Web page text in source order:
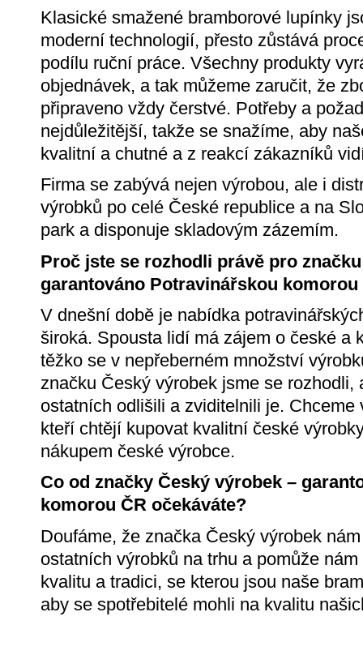
Klasické smažené bramborové lupínky
moderní technologií, přesto zůstává
podílu ruční práce. Všechny produkty
objednávek, a tak můžeme zaručit, že
připraveno vždy čerstvé. Potřeby a
nejdůležitější, takže se snažíme, aby
kvalitní a chutné a z reakcí zákazníků
Firma se zabývá nejen výrobou, ale i
výrobků po celé České republice a na
park a disponuje skladovým zázemím.
Proč jste se rozhodli právě pro
garantováno Potravinářskou komorou
V dnešní době je nabídka
široká. Spousta lidí má zájem o české a
těžko se v nepřeberném množství
značku Český výrobek jsme se rozhodli,
ostatních odlišili a zviditelnili je.
kteří chtějí kupovat kvalitní české
nákupem české výrobce.
Co od značky Český výrobek –
komorou ČR očekáváte?
Doufáme, že značka Český výrobek
ostatních výrobků na trhu a pomůže
kvalitu a tradici, se kterou jsou naše
aby se spotřebitelé mohli na kvalitu